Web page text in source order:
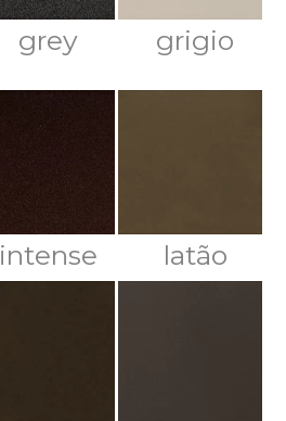
grey grigio
intense latão